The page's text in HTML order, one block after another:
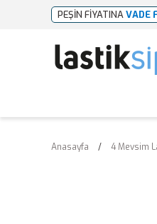
PEŞİN FİYATINAVADE
Anasayfa 4 Mevsim